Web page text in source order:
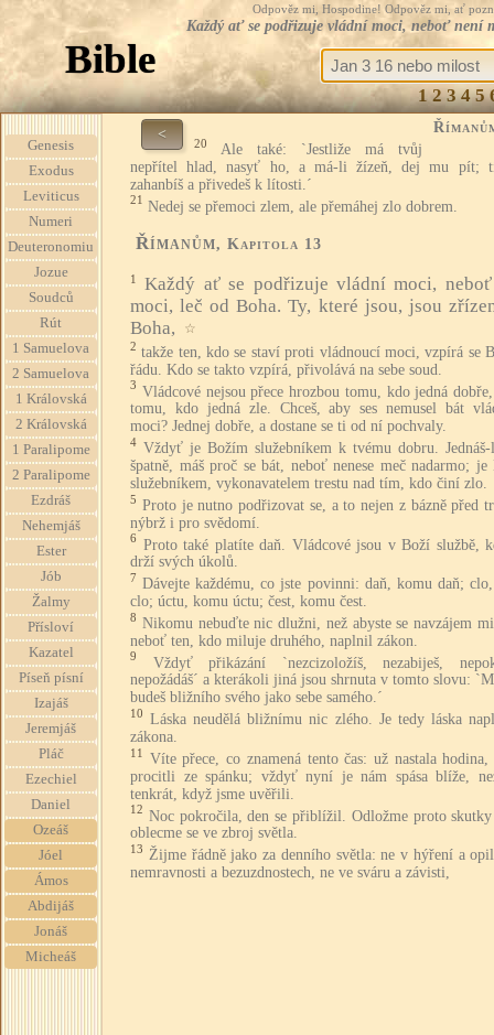
Odpověz mi, Hospodine! Odpověz mi, ať
Každý ať se podřizuje vládní moci, neboť není
Bible
1 2 3 4 5
Genesis
Exodus
Leviticus
Numeri
Deuteronomiu
Jozue
Soudců
Rút
1 Samuelova
2 Samuelova
1 Královská
2 Královská
1 Paralipome
2 Paralipome
Ezdráš
Nehemjáš
Ester
Jób
Žalmy
Přísloví
Kazatel
Píseň písní
Izajáš
Jeremjáš
Pláč
Ezechiel
Daniel
Ozeáš
Jóel
Ámos
Abdijáš
Jonáš
Micheáš
<
20
Ale také: `Jestliže má tvůj
nepřítel hlad, nasyť ho, a má-li žízeň, dej mu pít;
zahanbíš a přivedeš k lítosti.´
21 Nedej se přemoci zlem, ale přemáhej zlo dobrem.
Římanům, Kapitola 13
1
Každý ať se podřizuje vládní moci,
moci, leč od Boha. Ty, které jsou, jsou
Boha,
☆
2 takže ten, kdo se staví proti vládnoucí moci, vzpírá se
řádu. Kdo se takto vzpírá, přivolává na sebe soud.
3 Vládcové nejsou přece hrozbou tomu, kdo jedná
tomu, kdo jedná zle. Chceš, aby ses nemusel bát
moci? Jednej dobře, a dostane se ti od ní pochvaly.
4 Vždyť je Božím služebníkem k tvému dobru.
špatně, máš proč se bát, neboť nenese meč nadarmo; je
služebníkem, vykonavatelem trestu nad tím, kdo činí zlo.
5 Proto je nutno podřizovat se, a to nejen z bázně před
nýbrž i pro svědomí.
6 Proto také platíte daň. Vládcové jsou v Boží službě,
drží svých úkolů.
7 Dávejte každému, co jste povinni: daň, komu daň;
clo; úctu, komu úctu; čest, komu čest.
8 Nikomu nebuďte nic dlužni, než abyste se navzájem
neboť ten, kdo miluje druhého, naplnil zákon.
9
Vždyť přikázání `nezcizoložíš, nezabiješ,
nepožádáš´ a kterákoli jiná jsou shrnuta v tomto slovu:
budeš bližního svého jako sebe samého.´
10 Láska neudělá bližnímu nic zlého. Je tedy láska
zákona.
11
Víte přece, co znamená tento čas: už nastala hodina,
procitli ze spánku; vždyť nyní je nám spása blíže,
tenkrát, když jsme uvěřili.
12 Noc pokročila, den se přiblížil. Odložme proto
oblecme se ve zbroj světla.
13 Žijme řádně jako za denního světla: ne v hýření a
nemravnosti a bezuzdnostech, ne ve sváru a závisti,